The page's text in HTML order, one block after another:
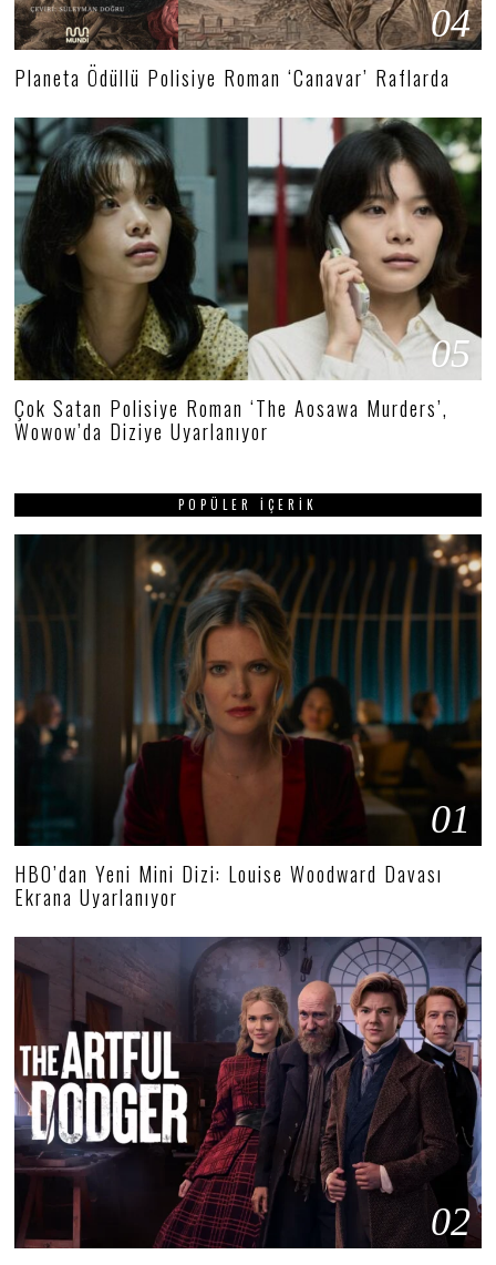
04
Planeta Ödüllü Polisiye Roman ‘Canavar’ Raflarda
05
Çok Satan Polisiye Roman ‘The Aosawa Murders’,
Wowow’da Diziye Uyarlanıyor
POPÜLER İÇERIK
01
HBO’dan Yeni Mini Dizi: Louise Woodward Davası
Ekrana Uyarlanıyor
02